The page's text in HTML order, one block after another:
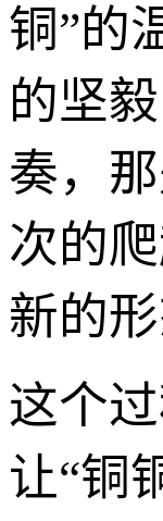
铜”的
的坚
奏，
次的
新的形
这个
让“铜